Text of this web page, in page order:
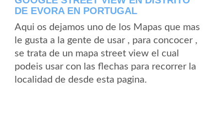
DE EVORA EN PORTUGAL
Aqui os dejamos uno de los Mapas que mas
le gusta a la gente de usar , para concocer ,
se trata de un mapa street view el cual
podeis usar con las flechas para recorrer la
localidad de desde esta pagina.